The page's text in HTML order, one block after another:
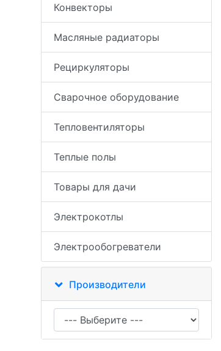
Конвекторы
Масляные радиаторы
Рециркуляторы
Сварочное оборудование
Тепловентиляторы
Теплые полы
Товары для дачи
Электрокотлы
Электрообогреватели
Производители